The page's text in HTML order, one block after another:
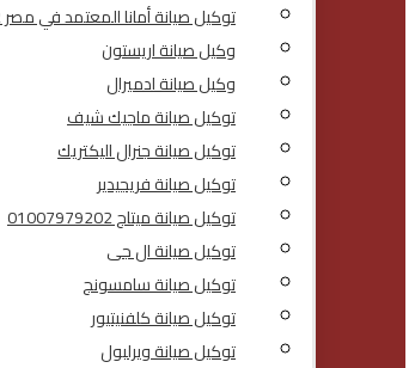
توكيل صيانة أمانا المعتمد في مصر 01007979202 | مركز صيانة أمانا
وكيل صيانة اريستون
وكيل صيانة ادميرال
توكيل صيانة ماجيك شيف
توكيل صيانة جنرال اليكتريك
توكيل صيانة فريجيدير
توكيل صيانة ميتاج 01007979202
توكيل صيانة ال جى
توكيل صيانة سامسونج
توكيل صيانة كلفنيتيور
توكيل صيانة ويرلبول